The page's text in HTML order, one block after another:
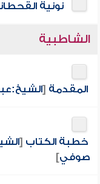
نونية القحطاني 5-
الشاطبية
المقدمة [
خطبة الكتاب [
صوفي]